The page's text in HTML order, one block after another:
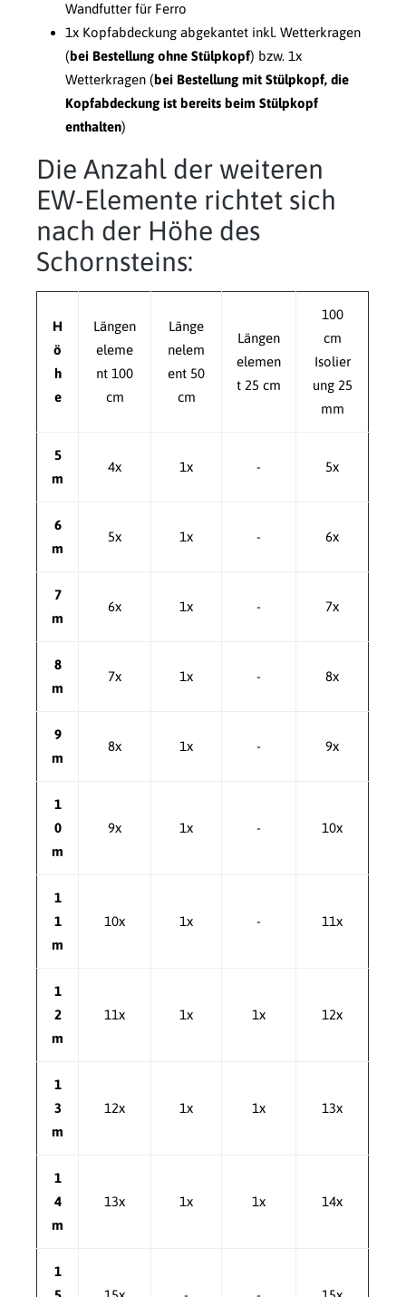
Wandfutter für Ferro
1x Kopfabdeckung abgekantet inkl. Wetterkragen
(bei Bestellung ohne Stülpkopf) bzw. 1x
Wetterkragen (bei Bestellung mit Stülpkopf, die
Kopfabdeckung ist bereits beim Stülpkopf
enthalten)
Die Anzahl der weiteren
EW-Elemente richtet sich
nach der Höhe des
Schornsteins:
H
ö
h
e
Längen
eleme
nt 100
cm
Länge
nelem
ent 50
cm
Längen
elemen
t 25 cm
100
cm
Isolier
ung 25
mm
5
m
4x 1x - 5x
6
m
5x 1x - 6x
7
m
6x 1x - 7x
8
m
7x 1x - 8x
9
m
8x 1x - 9x
1
0
m
9x 1x - 10x
1
1
m
10x 1x - 11x
1
2
m
11x 1x 1x 12x
1
3
m
12x 1x 1x 13x
1
4
m
13x 1x 1x 14x
1